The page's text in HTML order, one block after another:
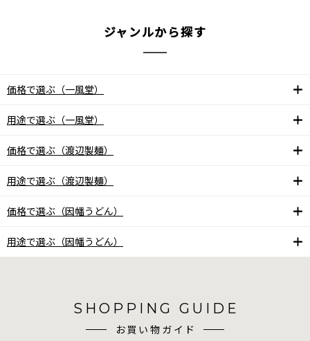
ジャンルから探す
価格で選ぶ（一風堂）
用途で選ぶ（一風堂）
価格で選ぶ（渡辺製麺）
用途で選ぶ（渡辺製麺）
価格で選ぶ（因幡うどん）
用途で選ぶ（因幡うどん）
SHOPPING GUIDE
お買い物ガイド